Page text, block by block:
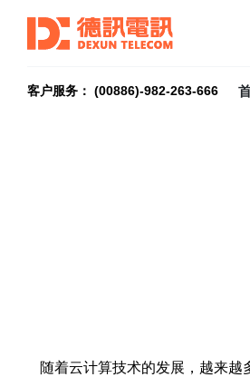
客户服务： (00886)-982-263-666
随着云计算技术的发展，越来